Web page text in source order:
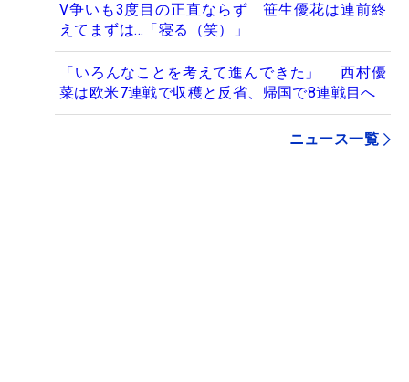
V争いも3度目の正直ならず 笹生優花は連前終
えてまずは…「寝る（笑）」
「いろんなことを考えて進んできた」 西村優
菜は欧米7連戦で収穫と反省、帰国で8連戦目へ
ニュース一覧